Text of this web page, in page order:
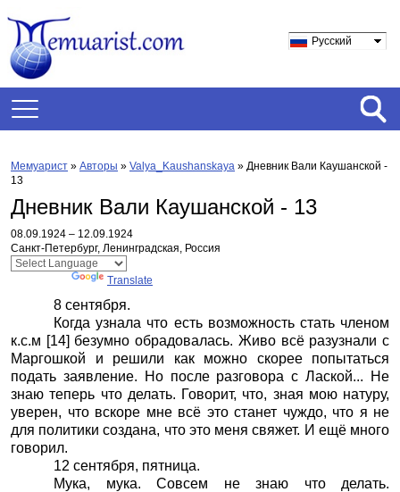
Русский
Мемуарист » Авторы » Valya_Kaushanskaya » Дневник Вали Каушанской -
13
Дневник Вали Каушанской - 13
08.09.1924 – 12.09.1924
Санкт-Петербург, Ленинградская, Россия
Translate
8 сентября.
Когда узнала что есть возможность стать членом
к.с.м [14] безумно обрадовалась. Живо всё разузнали с
Маргошкой и решили как можно скорее попытаться
подать заявление. Но после разговора с Лаской... Не
знаю теперь что делать. Говорит, что, зная мою натуру,
уверен, что вскоре мне всё это станет чуждо, что я не
для политики создана, что это меня свяжет. И ещё много
говорил.
12 сентября, пятница.
Мука, мука. Совсем не знаю что делать.